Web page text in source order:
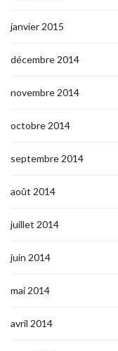
janvier 2015
décembre 2014
novembre 2014
octobre 2014
septembre 2014
août 2014
juillet 2014
juin 2014
mai 2014
avril 2014